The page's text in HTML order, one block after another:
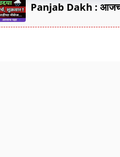
Panjab Dakh : आजचा